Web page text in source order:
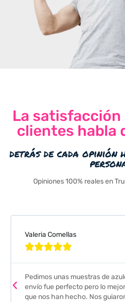
La
clientes habla
detrás de cada opinión
Opiniones 100% reales en
Valeria Comellas

Pedimos unas muestras de
envío fue perfecto pero lo
que nos han hecho. Nos